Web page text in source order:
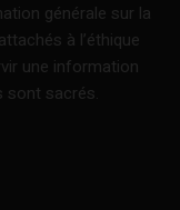
générale sur la
à l’éthique
une information
sont sacrés.